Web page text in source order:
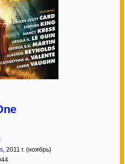
, 2011 г. (ноябрь)